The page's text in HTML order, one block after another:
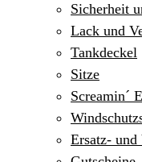
Sicherheit
Lack und
Tankdeckel
Sitze
Screamin´
Ersatz- und